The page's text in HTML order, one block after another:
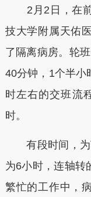
2月2日，在前
技大学附属天佑
了隔离病房。轮
40分钟，1个半小
时左右的交班流
时。
有段时间，为
为6小时，连轴转
繁忙的工作中，